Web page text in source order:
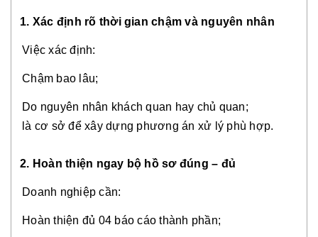
1. Xác định rõ thời gian chậm và nguyên nhân
Việc xác định:
Chậm bao lâu;
Do nguyên nhân khách quan hay chủ quan;
là cơ sở để xây dựng phương án xử lý phù hợp.
2. Hoàn thiện ngay bộ hồ sơ đúng – đủ
Doanh nghiệp cần:
Hoàn thiện đủ 04 báo cáo thành phần;